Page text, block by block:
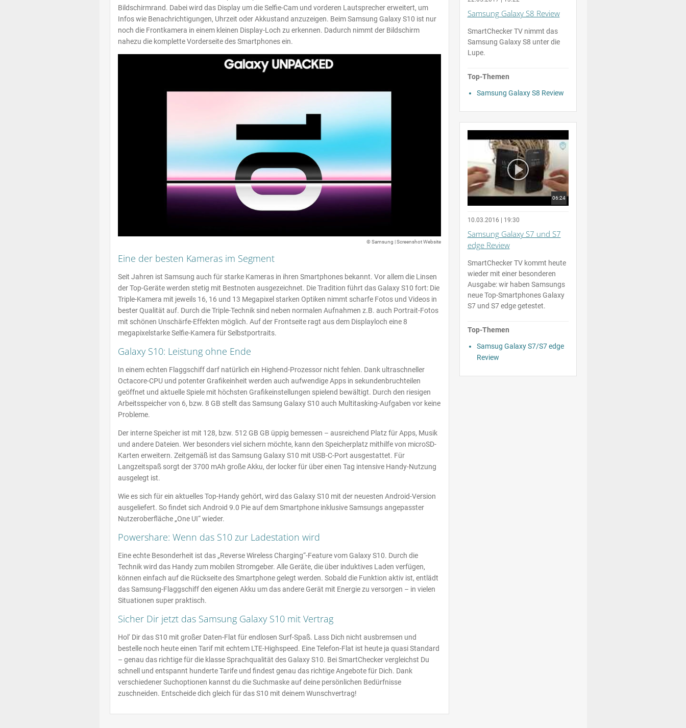
Bildschirmrand. Dabei wird das Display um die Selfie-Cam und vorderen Lautsprecher erweitert, um
Infos wie Benachrichtigungen, Uhrzeit oder Akkustand anzuzeigen. Beim Samsung Galaxy S10 ist nur
noch die Frontkamera in einem kleinen Display-Loch zu erkennen. Dadurch nimmt der Bildschirm
nahezu die komplette Vorderseite des Smartphones ein.
Eine der besten Kameras im Segment
Seit Jahren ist Samsung auch für starke Kameras in ihren Smartphones bekannt. Vor allem die Linsen
der Top-Geräte werden stetig mit Bestnoten ausgezeichnet. Die Tradition führt das Galaxy S10 fort: Die
Triple-Kamera mit jeweils 16, 16 und 13 Megapixel starken Optiken nimmt scharfe Fotos und Videos in
bester Qualität auf. Durch die Triple-Technik sind neben normalen Aufnahmen z.B. auch Portrait-Fotos
mit schönen Unschärfe-Effekten möglich. Auf der Frontseite ragt aus dem Displayloch eine 8
megapixelstarke Selfie-Kamera für Selbstportraits.
Galaxy S10: Leistung ohne Ende
In einem echten Flaggschiff darf natürlich ein Highend-Prozessor nicht fehlen. Dank ultraschneller
Octacore-CPU und potenter Grafikeinheit werden auch aufwendige Apps in sekundenbruchteilen
geöffnet und aktuelle Spiele mit höchsten Grafikeinstellungen spielend bewältigt. Durch den riesigen
Arbeitsspeicher von 6, bzw. 8 GB stellt das Samsung Galaxy S10 auch Multitasking-Aufgaben vor keine
Probleme.
Der interne Speicher ist mit 128, bzw. 512 GB GB üppig bemessen – ausreichend Platz für Apps, Musik
und andere Dateien. Wer besonders viel sichern möchte, kann den Speicherplatz mithilfe von microSD-
Karten erweitern. Zeitgemäß ist das Samsung Galaxy S10 mit USB-C-Port ausgestattet. Für
Langzeitspaß sorgt der 3700 mAh große Akku, der locker für über einen Tag intensive Handy-Nutzung
ausgelegt ist.
Wie es sich für ein aktuelles Top-Handy gehört, wird das Galaxy S10 mit der neuesten Android-Version
ausgeliefert. So findet sich Android 9.0 Pie auf dem Smartphone inklusive Samsungs angepasster
Nutzeroberfläche „One UI“ wieder.
Powershare: Wenn das S10 zur Ladestation wird
Eine echte Besonderheit ist das „Reverse Wireless Charging“-Feature vom Galaxy S10. Durch die
Technik wird das Handy zum mobilen Stromgeber. Alle Geräte, die über induktives Laden verfügen,
können einfach auf die Rückseite des Smartphone gelegt werden. Sobald die Funktion aktiv ist, entlädt
das Samsung-Flaggschiff den eigenen Akku um das andere Gerät mit Energie zu versorgen – in vielen
Situationen super praktisch.
Sicher Dir jetzt das Samsung Galaxy S10 mit Vertrag
Hol‘ Dir das S10 mit großer Daten-Flat für endlosen Surf-Spaß. Lass Dich nicht ausbremsen und
bestelle noch heute einen Tarif mit echtem LTE-Highspeed. Eine Telefon-Flat ist heute ja quasi Standard
– genau das richtige für die klasse Sprachqualität des Galaxy S10. Bei SmartChecker vergleichst Du
schnell und entspannt hunderte Tarife und findest genau das richtige Angebote für Dich. Dank
verschiedener Suchoptionen kannst du die Suchmaske auf deine persönlichen Bedürfnisse
zuschneiden. Entscheide dich gleich für das S10 mit deinem Wunschvertrag!
Samsung Galaxy S8 Review
SmartChecker TV nimmt das
Samsung Galaxy S8 unter die
Lupe.
Top-Themen
Samsung Galaxy S8 Review
06:24
10.03.2016 | 19:30
Samsung Galaxy S7 und S7
edge Review
SmartChecker TV kommt heute
wieder mit einer besonderen
Ausgabe: wir haben Samsungs
neue Top-Smartphones Galaxy
S7 und S7 edge getestet.
Top-Themen
Samsug Galaxy S7/S7 edge
Review